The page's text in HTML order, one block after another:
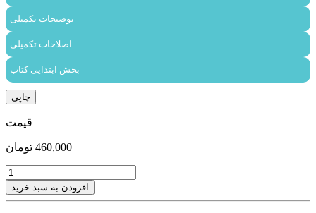
توضیحات تکمیلی
اصلاحات تکمیلی
بخش ابتدایی کتاب
چاپی
قیمت
460,000 تومان
با
هم
عدد
افزودن به سبد خرید